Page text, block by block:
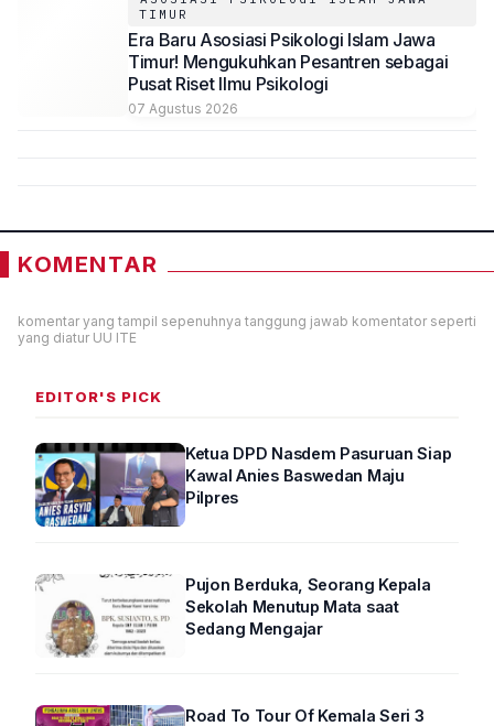
TIMUR
Era Baru Asosiasi Psikologi Islam Jawa
Timur! Mengukuhkan Pesantren sebagai
Pusat Riset Ilmu Psikologi
07 Agustus 2026
KOMENTAR
komentar yang tampil sepenuhnya tanggung jawab komentator seperti
yang diatur UU ITE
EDITOR'S PICK
Ketua DPD Nasdem Pasuruan Siap
Kawal Anies Baswedan Maju
Pilpres
Pujon Berduka, Seorang Kepala
Sekolah Menutup Mata saat
Sedang Mengajar
Road To Tour Of Kemala Seri 3